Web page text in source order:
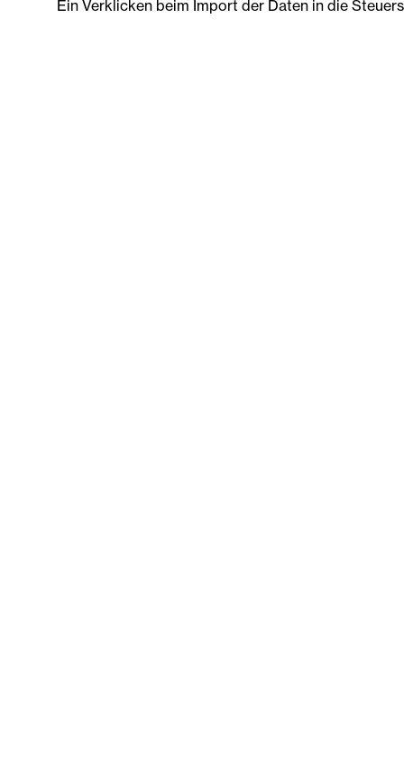
Ein Verklicken beim Import der Daten in die